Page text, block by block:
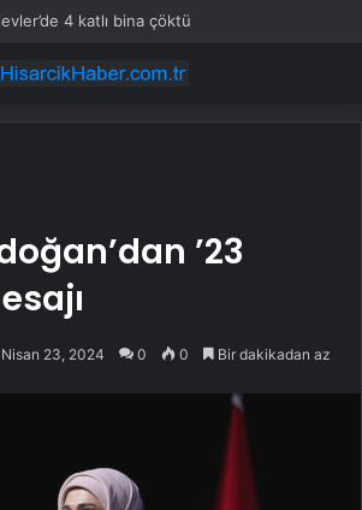
4 katlı bina çöktü
’23
Nisan 23, 2024 0 0 Bir dakikadan az